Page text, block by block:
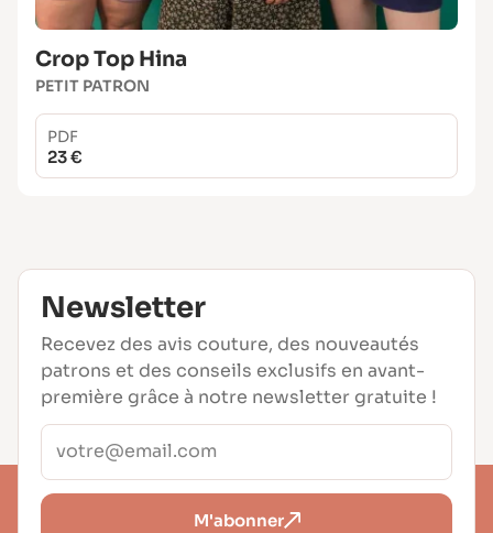
Crop Top Hina
PETIT PATRON
PDF
23 €
Newsletter
Recevez des avis couture, des nouveautés
patrons et des conseils exclusifs en avant-
première grâce à notre newsletter gratuite !
M'abonner